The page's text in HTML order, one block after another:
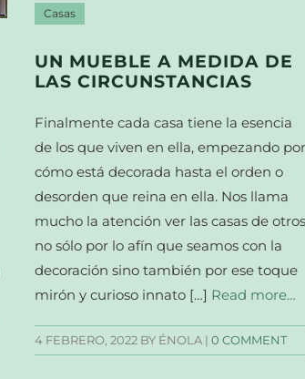
Casas
UN MUEBLE A MEDIDA DE
LAS CIRCUNSTANCIAS
Finalmente cada casa tiene la esencia
de los que viven en ella, empezando por
cómo está decorada hasta el orden o
desorden que reina en ella. Nos llama
mucho la atención ver las casas de otros
no sólo por lo afín que seamos con la
decoración sino también por ese toque
mirón y curioso innato […] Read more…
4 FEBRERO, 2022 BY ÉNOLA | 0 COMMENT